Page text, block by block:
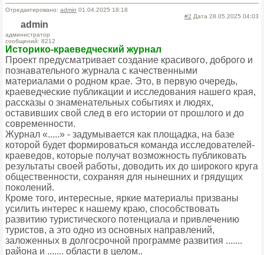
Отредактировано: admin 01.04.2025 18:18
#2 Дата 28.05.2025 04:03
admin
администратор
сообщений: 8212
Историко-краеведческий журнал
Проект предусматривает создание красивого, доброго и
познавательного журнала с качественными
материалами о родном крае. Это, в первую очередь,
краеведческие публикации и исследования нашего края,
рассказы о знаменательных событиях и людях,
оставивших свой след в его истории от прошлого и до
современности.
Журнал «.....» - задумывается как площадка, на базе
которой будет формироваться команда исследователей-
краеведов, которые получат возможность публиковать
результаты своей работы, доводить их до широкого круга
общественности, сохраняя для нынешних и грядущих
поколений.
Кроме того, интересные, яркие материалы призваны
усилить интерес к нашему краю, способствовать
развитию туристического потенциала и привлечению
туристов, а это одно из основных направлений,
заложенных в долгосрочной программе развития .......
района и ....... области в целом..